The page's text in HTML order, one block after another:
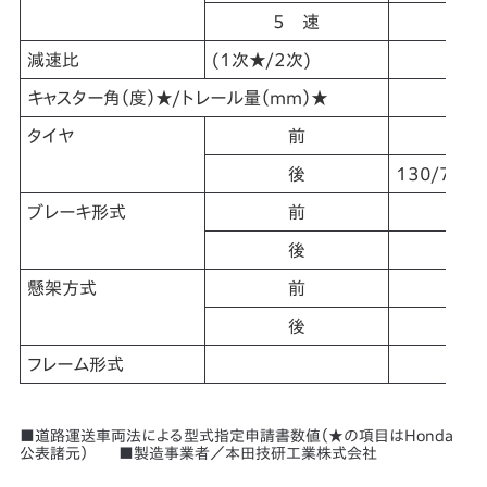
5 速
減速比 (1次★/2次)
キャスター角（度）★/トレール量（mm）★
タイヤ 前
後 130/70-
ブレーキ形式 前
後
懸架方式 前
後
フレーム形式
■道路運送車両法による型式指定申請書数値（★の項目はHonda
公表諸元） ■製造事業者／本田技研工業株式会社